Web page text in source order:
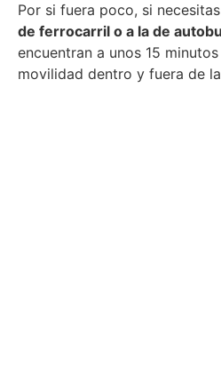
Por si fuera poco, si
de ferrocarril o a la de
encuentran a unos 15
movilidad dentro y fuera de